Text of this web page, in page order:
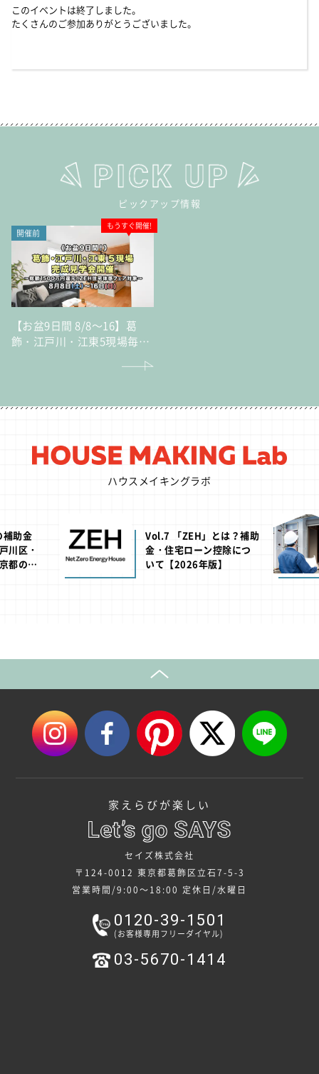
このイベントは終了しました。
たくさんのご参加ありがとうございました。
ピックアップ情報
開催前
もうすぐ開催!
【お盆9日間 8/8～16】葛
飾・江戸川・江東5現場毎日
完成見学会～総額1500万円
ハウスメイキングラボ
助金
川区・
都の助
Vol.7 「ZEH」とは？補助
金・住宅ローン控除につ
いて【2026年版】
家えらびが楽しい
セイズ株式会社
〒124-0012 東京都葛飾区立石7-5-3
営業時間/9:00～18:00 定休日/水曜日
0120-39-1501
(お客様専用フリーダイヤル)
03-5670-1414